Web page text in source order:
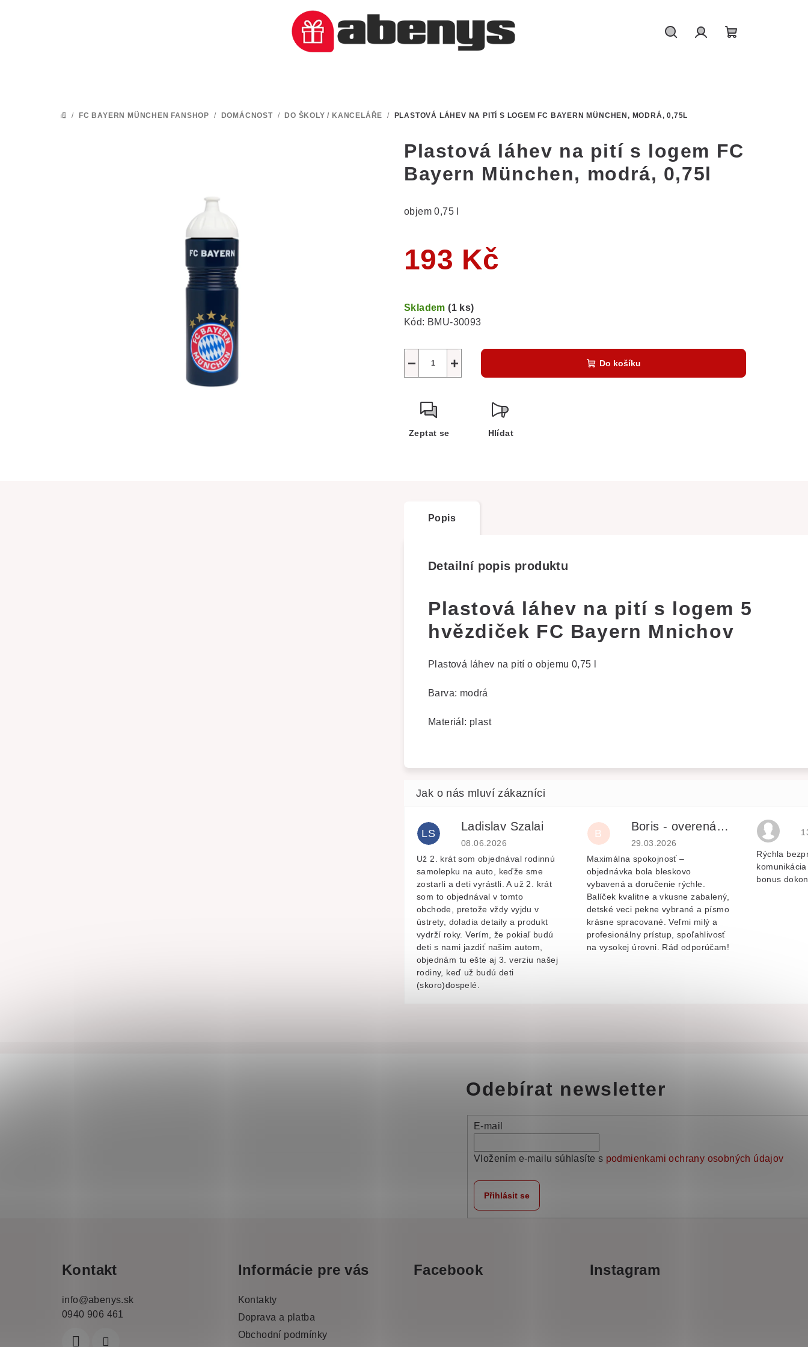
DOMŮ
/ FC BAYERN MÜNCHEN FANSHOP / DOMÁCNOST / DO ŠKOLY / KANCELÁŘE / PLASTOVÁ LÁHEV NA PITÍ S LOGEM FC BAYERN MÜNCHEN, MODRÁ, 0,75L
Plastová láhev na pití s logem FC
Bayern München, modrá, 0,75l
objem 0,75 l
193 Kč
cena:
Skladem(1 ks)
Kód: BMU-30093
+
− Do košíku
Zeptat se Hlídat
Popis
Detailní popis produktu
Plastová láhev na pití s logem 5
hvězdiček FC Bayern Mnichov
Plastová láhev na pití o objemu 0,75 l
Barva: modrá
Materiál: plast
LS
Ladislav Szalai
Hodnocení obchodu je 5 z 5 hvězdiček.
08.06.2026
Už 2. krát som objednával rodinnú
samolepku na auto, keďže sme
zostarli a deti vyrástli. A už 2. krát
som to objednával v tomto
obchode, pretože vždy vyjdu v
ústrety, doladia detaily a produkt
vydrží roky. Verím, že pokiaľ budú
deti s nami jazdiť našim autom,
objednám tu ešte aj 3. verziu našej
rodiny, keď už budú deti
(skoro)dospelé.
B
Boris - overená recenzia
Hodnocení obchodu je 5 z 5 hvězdiček.
29.03.2026
Maximálna spokojnosť –
objednávka bola bleskovo
vybavená a doručenie rýchle.
Balíček kvalitne a vkusne zabalený,
detské veci pekne vybrané a písmo
krásne spracované. Veľmi milý a
profesionálny prístup, spoľahlivosť
na vysokej úrovni. Rád odporúčam!
Rýchla
bonus
Odebírat newsletter
E-mail
Vložením e-mailu súhlasíte s podmienkami ochrany osobných údajov
Přihlásit se
Kontakt
info@abenys.sk
0940 906 461
Informácie pre vás
Kontakty
Doprava a platba
Obchodní podmínky
Facebook Instagram